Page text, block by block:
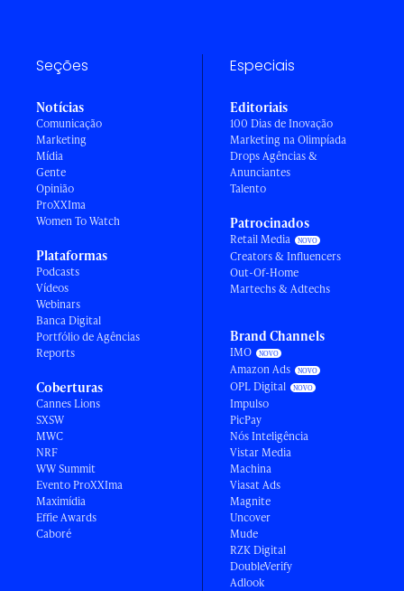
Seções
Notícias
Comunicação
Marketing
Mídia
Gente
Opinião
ProXXIma
Women To Watch
Plataformas
Podcasts
Vídeos
Webinars
Banca Digital
Portfólio de Agências
Reports
Coberturas
Cannes Lions
SXSW
MWC
NRF
WW Summit
Evento ProXXIma
Maximídia
Effie Awards
Caboré
Especiais
Editoriais
100 Dias de Inovação
Marketing na Olimpíada
Drops Agências &
Anunciantes
Talento
Patrocinados
Retail Media
Creators & Influencers
Out-Of-Home
Martechs & Adtechs
Brand Channels
IMO
Amazon Ads
OPL Digital
Impulso
PicPay
Nós Inteligência
Vistar Media
Machina
Viasat Ads
Magnite
Uncover
Mude
RZK Digital
DoubleVerify
Adlook